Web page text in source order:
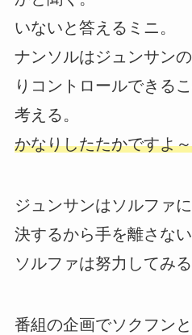
いないと答えるミニ。
ナンソルはジュンサン
りコントロールできる
考える。
かなりしたたかですよ～
ジュンサンはソルファ
決するから手を離さな
ソルファは努力してみる
番組の企画でソクフン